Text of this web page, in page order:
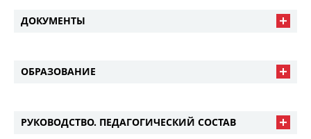
ДОКУМЕНТЫ
ОБРАЗОВАНИЕ
РУКОВОДСТВО. ПЕДАГОГИЧЕСКИЙ СОСТАВ